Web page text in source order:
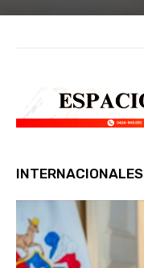
INTERNACIONALES